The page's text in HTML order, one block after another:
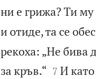
ни е грижа? Ти
и отиде, та се
рекоха: „Не бива
за кръв.“
7 И като